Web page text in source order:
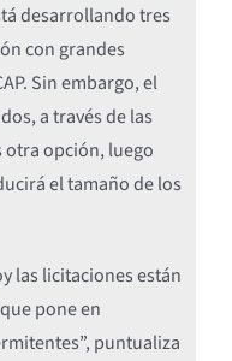
desarrollando tres
con grandes
Sin embargo, el
a través de las
opción, luego
el tamaño de los
las licitaciones están
pone en
puntualiza